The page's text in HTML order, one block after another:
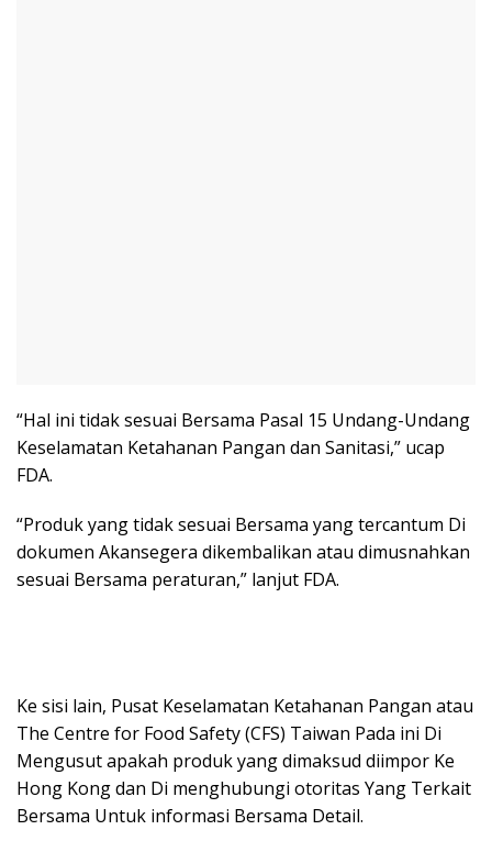
“Hal ini tidak sesuai Bersama Pasal 15 Undang-Undang
Keselamatan Ketahanan Pangan dan Sanitasi,” ucap
FDA.
“Produk yang tidak sesuai Bersama yang tercantum Di
dokumen Akansegera dikembalikan atau dimusnahkan
sesuai Bersama peraturan,” lanjut FDA.
Ke sisi lain, Pusat Keselamatan Ketahanan Pangan atau
The Centre for Food Safety (CFS) Taiwan Pada ini Di
Mengusut apakah produk yang dimaksud diimpor Ke
Hong Kong dan Di menghubungi otoritas Yang Terkait
Bersama Untuk informasi Bersama Detail.